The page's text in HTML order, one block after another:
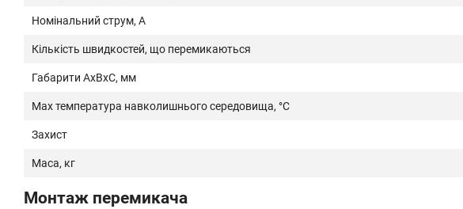
Номінальний струм, А
Кількість швидкостей, що перемикаються
Габарити АхВхС, мм
Max температура навколишнього середовища, °С
Захист
Маса, кг
Монтаж перемикача